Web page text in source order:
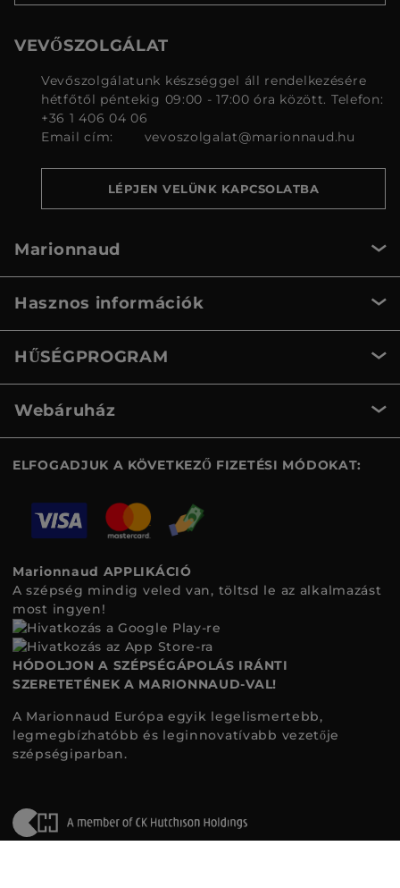
VEVŐSZOLGÁLAT
Vevőszolgálatunk készséggel áll rendelkezésére
hétfőtől péntekig 09:00 - 17:00 óra között. Telefon:
+36 1 406 04 06
Email cím:
vevoszolgalat@marionnaud.hu
LÉPJEN VELÜNK KAPCSOLATBA
Marionnaud
Hasznos információk
HŰSÉGPROGRAM
Webáruház
ELFOGADJUK A KÖVETKEZŐ FIZETÉSI MÓDOKAT:
Marionnaud APPLIKÁCIÓ
A szépség mindig veled van, töltsd le az alkalmazást
most ingyen!
HÓDOLJON A SZÉPSÉGÁPOLÁS IRÁNTI
SZERETETÉNEK A MARIONNAUD-VAL!
A Marionnaud Európa egyik legelismertebb,
legmegbízhatóbb és leginnovatívabb vezetője
szépségiparban.